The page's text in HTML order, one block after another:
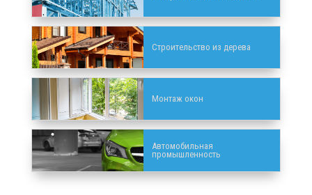
Строительство из дерева
Монтаж окон
Автомобильная
промышленность